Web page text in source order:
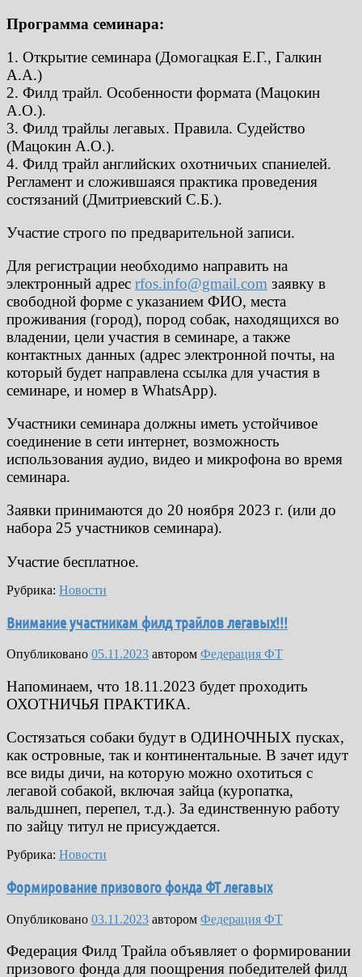
Программа семинара:
1. Открытие семинара (Домогацкая Е.Г., Галкин
А.А.)
2. Филд трайл. Особенности формата (Мацокин
А.О.).
3. Филд трайлы легавых. Правила. Судейство
(Мацокин А.О.).
4. Филд трайл английских охотничьих спаниелей.
Регламент и сложившаяся практика проведения
состязаний (Дмитриевский С.Б.).
Участие строго по предварительной записи.
Для регистрации необходимо направить на
электронный адрес rfos.info@gmail.com заявку в
свободной форме с указанием ФИО, места
проживания (город), пород собак, находящихся во
владении, цели участия в семинаре, а также
контактных данных (адрес электронной почты, на
который будет направлена ссылка для участия в
семинаре, и номер в WhatsApp).
Участники семинара должны иметь устойчивое
соединение в сети интернет, возможность
использования аудио, видео и микрофона во время
семинара.
Заявки принимаются до 20 ноября 2023 г. (или до
набора 25 участников семинара).
Участие бесплатное.
Рубрика: Новости
Внимание участникам филд трайлов легавых!!!
Опубликовано 05.11.2023 автором Федерация ФТ
Напоминаем, что 18.11.2023 будет проходить
ОХОТНИЧЬЯ ПРАКТИКА.
Состязаться собаки будут в ОДИНОЧНЫХ пусках,
как островные, так и континентальные. В зачет идут
все виды дичи, на которую можно охотиться с
легавой собакой, включая зайца (куропатка,
вальдшнеп, перепел, т.д.). За единственную работу
по зайцу титул не присуждается.
Рубрика: Новости
Формирование призового фонда ФТ легавых
Опубликовано 03.11.2023 автором Федерация ФТ
Федерация Филд Трайла объявляет о формировании
призового фонда для поощрения победителей филд